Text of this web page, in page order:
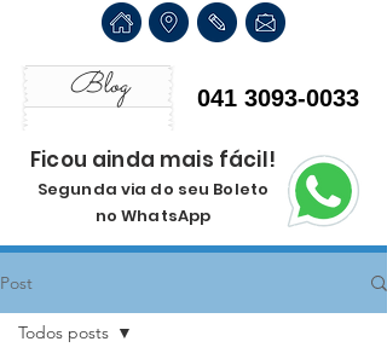
Blog 041 3093-0033
Ficou ainda mais fácil!
Segunda via do seu Boleto
no WhatsApp
Post
Todos posts